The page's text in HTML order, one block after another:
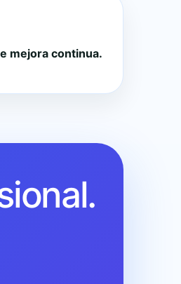
mejora continua.